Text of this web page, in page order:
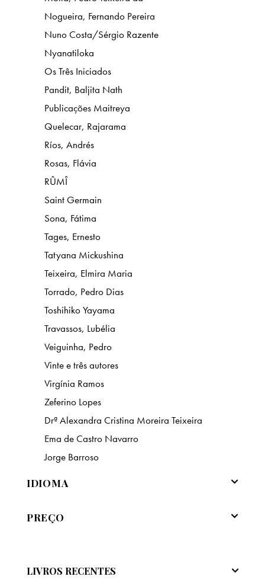
Nogueira, Fernando Pereira
Nuno Costa/Sérgio Razente
Nyanatiloka
Os Três Iniciados
Pandit, Baljita Nath
Publicações Maitreya
Quelecar, Rajarama
Ríos, Andrés
Rosas, Flávia
RÛMÎ
Saint Germain
Sona, Fátima
Tages, Ernesto
Tatyana Mickushina
Teixeira, Elmira Maria
Torrado, Pedro Dias
Toshihiko Yayama
Travassos, Lubélia
Veiguinha, Pedro
Vinte e três autores
Virgínia Ramos
Zeferino Lopes
Drª Alexandra Cristina Moreira Teixeira
Ema de Castro Navarro
Jorge Barroso
IDIOMA
PREÇO
LIVROS RECENTES